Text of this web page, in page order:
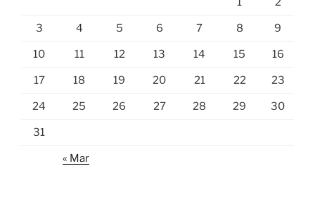
3 4 5 6 7 8 9
10 11 12 13 14 15 16
17 18 19 20 21 22 23
24 25 26 27 28 29 30
31
« Mar